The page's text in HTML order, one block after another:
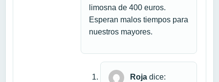
limosna de 400 euros.
Esperan malos tiempos para
nuestros mayores.
Roja dice: